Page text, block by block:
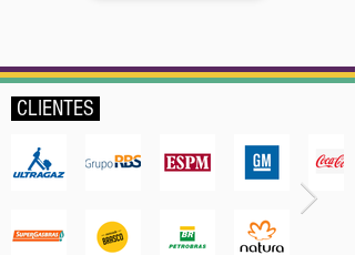
CLIENTES